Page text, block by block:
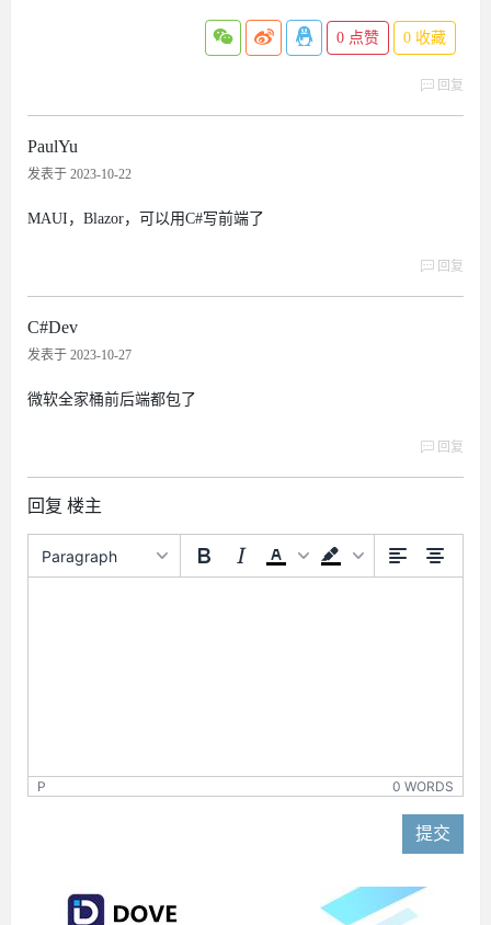
0 点赞 0 收藏
回复
PaulYu
发表于 2023-10-22
MAUI，Blazor，可以用C#写前端了
回复
C#Dev
发表于 2023-10-27
微软全家桶前后端都包了
回复
回复 楼主
Paragraph
P 0 WORDS
提交